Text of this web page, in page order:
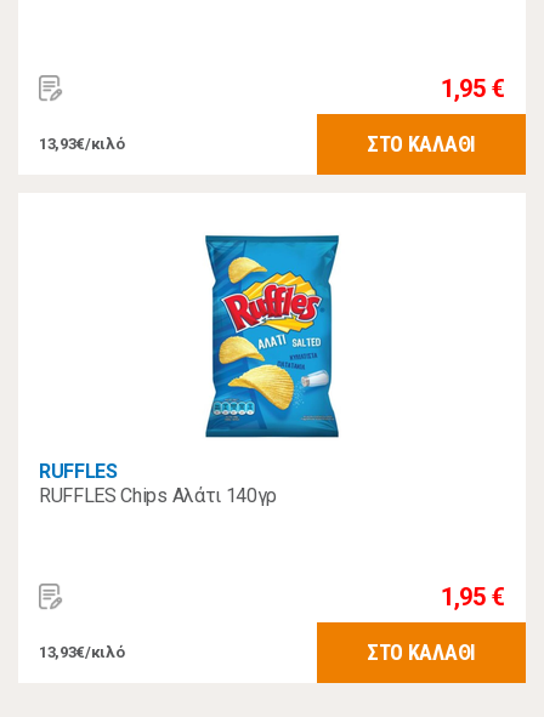
1,95 €
13,93€/κιλό ΣΤΟ ΚΑΛΑΘΙ
RUFFLES
RUFFLES Chips Αλάτι 140γρ
1,95 €
13,93€/κιλό ΣΤΟ ΚΑΛΑΘΙ